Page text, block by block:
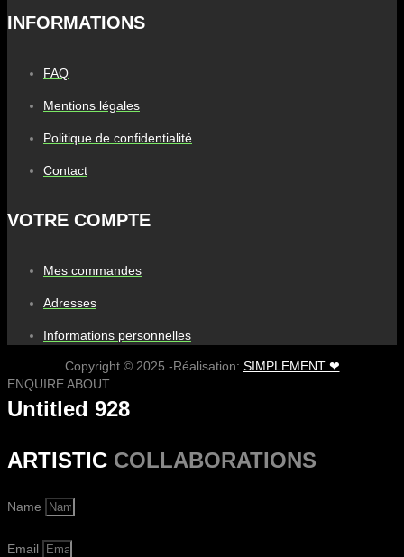
INFORMATIONS
FAQ
Mentions légales
Politique de confidentialité
Contact
VOTRE COMPTE
Mes commandes
Adresses
Informations personnelles
Copyright © 2025 -Réalisation: SIMPLEMENT ❤
ENQUIRE ABOUT
Untitled 928
ARTISTIC COLLABORATIONS
Name
Email